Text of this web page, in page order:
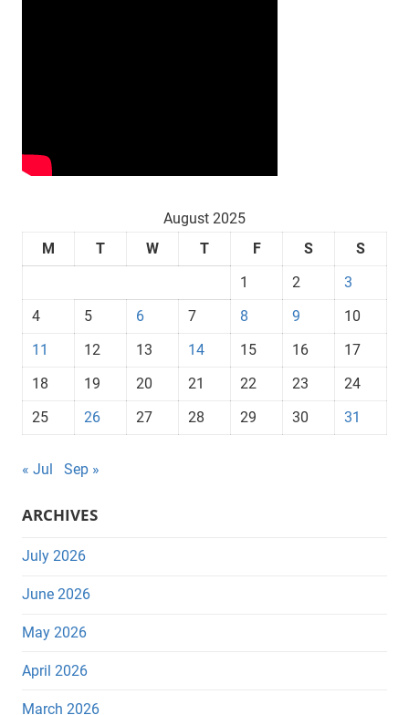
August 2025
M
T W T F S
S
1
2
3
4
5 6 7 8 9
10
11
12 13 14 15 16
17
18
19 20 21 22 23
24
25
26 27 28 29 30 31
« Jul Sep »
ARCHIVES
July 2026
June 2026
May 2026
April 2026
March 2026